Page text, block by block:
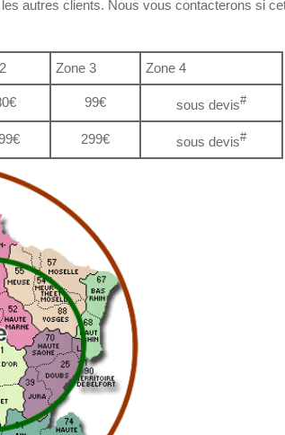
autres clients. Nous vous contacterons si
Zone 3 Zone 4
99€ sous devis#
299€ sous devis#